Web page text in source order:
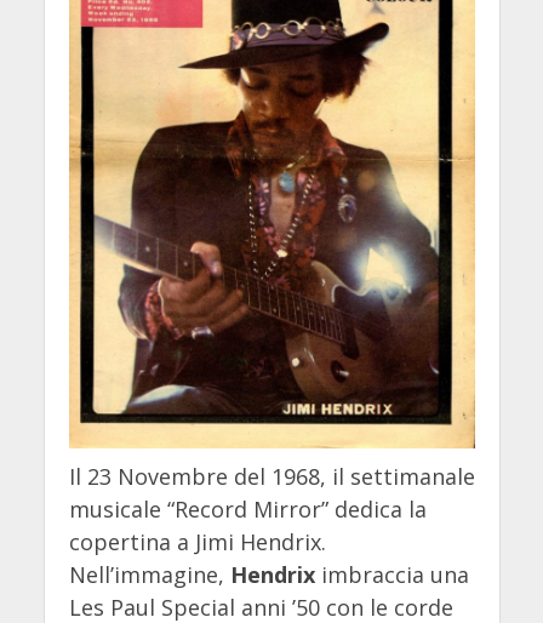
Il 23 Novembre del 1968, il settimanale
musicale “Record Mirror” dedica la
copertina a Jimi Hendrix.
Nell’immagine, Hendrix imbraccia una
Les Paul Special anni ’50 con le corde